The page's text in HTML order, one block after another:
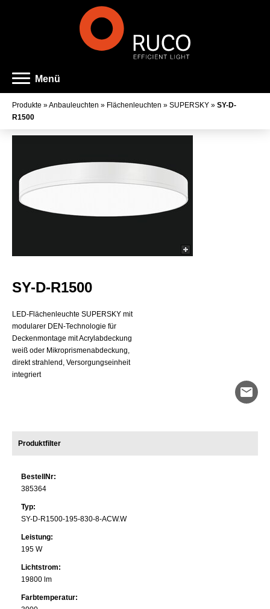
Menü
Produkte »Anbauleuchten » Flächenleuchten » SUPERSKY » SY-D-
R1500
SY-D-R1500
LED-Flächenleuchte SUPERSKY mit
modularer DEN-Technologie für
Deckenmontage mit Acrylabdeckung
weiß oder Mikroprismenabdeckung,
direkt strahlend, Versorgungseinheit
integriert
mail
Produktfilter
Familienname
Farbe
Lichtaustritt
Systemleistung
Durchmesser
BestellNr:
385364
Typ:
SY-D-R1500-195-830-8-ACW.W
Leistung:
195 W
Lichtstrom:
19800 lm
Farbtemperatur: